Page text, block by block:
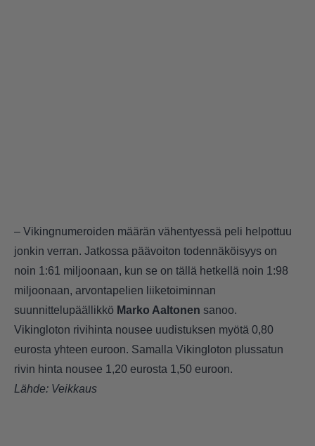
– Vikingnumeroiden määrän vähentyessä peli helpottuu
jonkin verran. Jatkossa päävoiton todennäköisyys on
noin 1:61 miljoonaan, kun se on tällä hetkellä noin 1:98
miljoonaan, arvontapelien liiketoiminnan
suunnittelupäällikkö Marko Aaltonen sanoo.
Vikingloton rivihinta nousee uudistuksen myötä 0,80
eurosta yhteen euroon. Samalla Vikingloton plussatun
rivin hinta nousee 1,20 eurosta 1,50 euroon.
Lähde: Veikkaus